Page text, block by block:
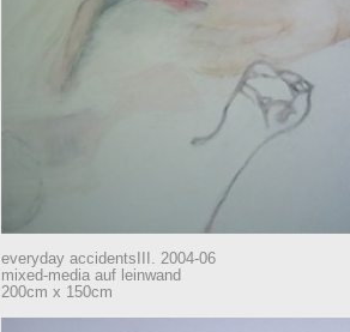
everyday accidentsIII. 2004-06
mixed-media auf leinwand
200cm x 150cm